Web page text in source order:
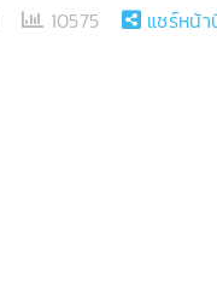
10575
แชร์หน้